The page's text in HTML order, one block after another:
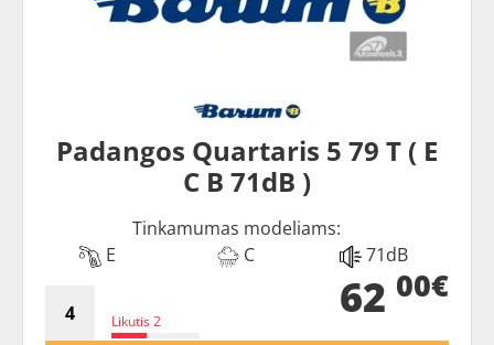
Padangos Quartaris 5 79 T ( E
C B 71dB )
Tinkamumas modeliams:
E
C 71dB
Likutis 2 62 00€